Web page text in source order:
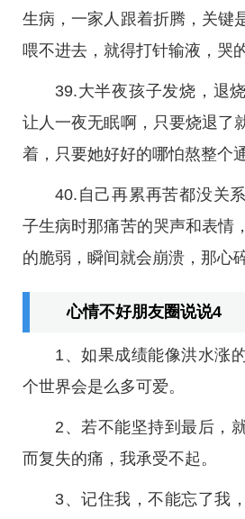
生病，一家人跟着折腾，关键
喂不进去，就得打针输液，哭
39.大半夜孩子发烧，退
让人一夜无眠啊，只要烧退了
着，只要她好好的哪怕熬整个
40.自己再累再苦都没关
子生病时那痛苦的哭声和表情
的脆弱，瞬间就会崩溃，那心
心情不好朋友圈说说4
1、如果成绩能像洪水涨
个世界会是么多可爱。
2、若不能坚持到最后，
而复失的痛，我承受不起。
3、记住我，不能忘了我